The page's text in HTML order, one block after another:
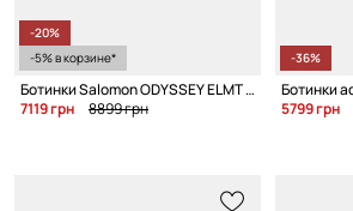
-20%
-5% в корзине*
Ботинки Salomon ODYSSEY ELMT MID Gore-Tex
7119 грн
8899 грн
-36%
5799 грн